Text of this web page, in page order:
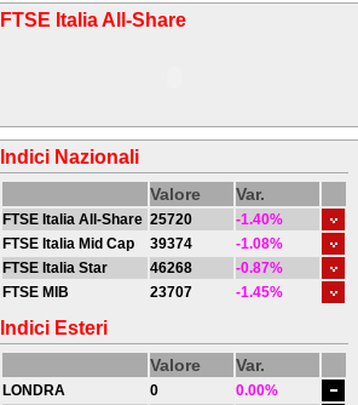
FTSE Italia All-Share
Indici Nazionali
Valore Var.
FTSE Italia All-Share 25720
-1.40%
FTSE Italia Mid Cap
39374
-1.08%
FTSE Italia Star
46268
-0.87%
FTSE MIB
23707 -1.45%
Indici Esteri
Valore Var.
LONDRA 0
0.00%